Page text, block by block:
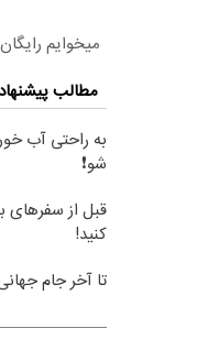
میخوایم
مطالب
شو❗
قبل از سفرهای
کنید!
تا آخر جام جهانی با